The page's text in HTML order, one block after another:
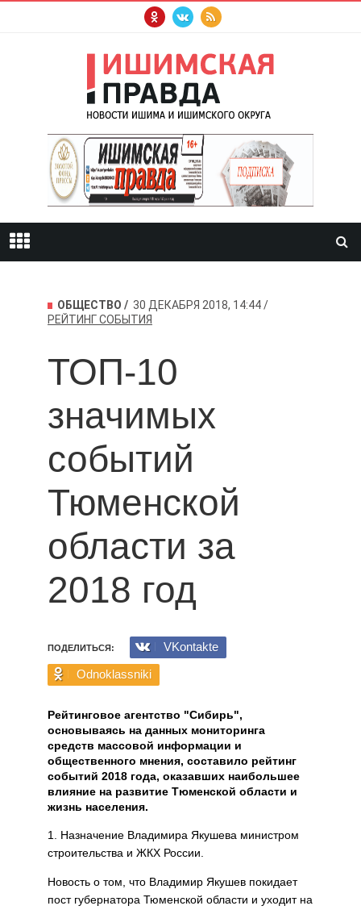
ОБЩЕСТВО
30 ДЕКАБРЯ 2018, 14:44
РЕЙТИНГСОБЫТИЯ
ТОП-10
значимых
событий
Тюменской
области за
2018 год
ПОДЕЛИТЬСЯ:
VKontakte
Odnoklassniki
Рейтинговое агентство "Сибирь",
основываясь на данных мониторинга
средств массовой информации и
общественного мнения, составило рейтинг
событий 2018 года, оказавших наибольшее
влияние на развитие Тюменской области и
жизнь населения.
1. Назначение Владимира Якушева министром
строительства и ЖКХ России.
Новость о том, что Владимир Якушев покидает
пост губернатора Тюменской области и уходит на